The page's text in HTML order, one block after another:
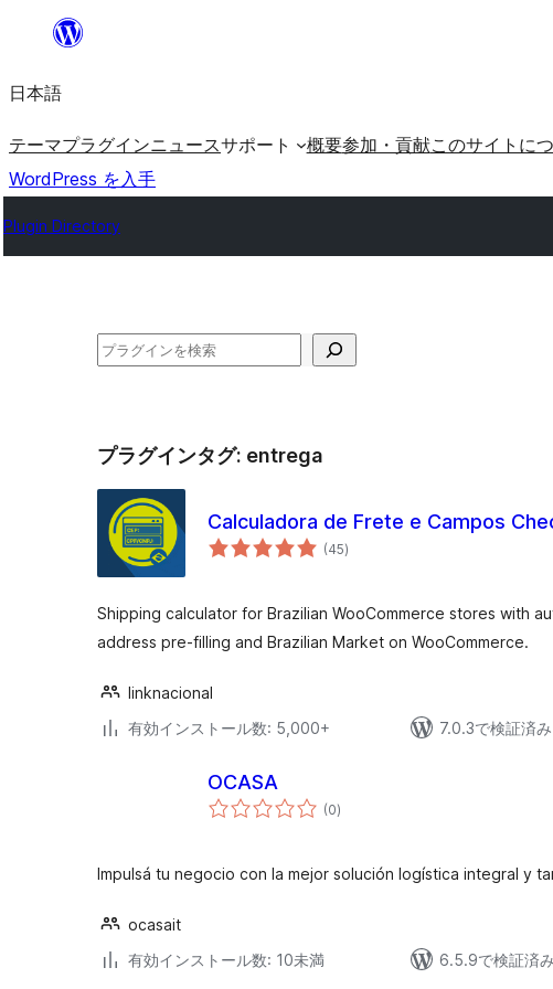
を
ッ
プ
日本語
テーマプラグインニュースサポート 概要参加・貢献このサイトに
WordPress を入手
Plugin Directory
検
プラグインタグ: entrega
Calculadora de Frete e Campos
(45個
の)
Shipping calculator for Brazilian WooCommerce stores with
address pre-filling and Brazilian Market on WooCommerce.
linknacional
有効インストール数: 5,000+
7.0.3で検証済み
OCASA
(0個
の)
Impulsá tu negocio con la mejor solución logística integral y
ocasait
有効インストール数: 10未満
6.5.9で検証済み